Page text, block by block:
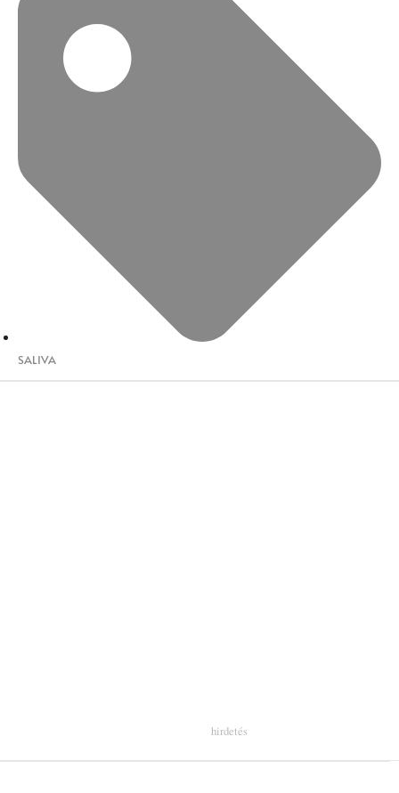
SALIVA